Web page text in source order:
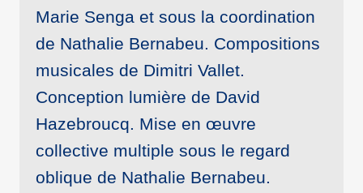
Marie Senga et sous la coordination
de Nathalie Bernabeu. Compositions
musicales de Dimitri Vallet.
Conception lumière de David
Hazebroucq. Mise en œuvre
collective multiple sous le regard
oblique de Nathalie Bernabeu.